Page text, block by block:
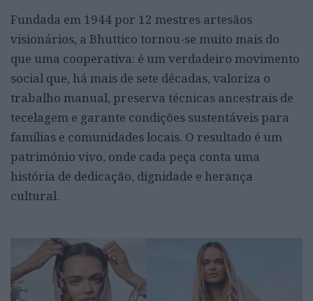
Fundada em 1944 por 12 mestres artesãos
visionários, a Bhuttico tornou-se muito mais do
que uma cooperativa: é um verdadeiro movimento
social que, há mais de sete décadas, valoriza o
trabalho manual, preserva técnicas ancestrais de
tecelagem e garante condições sustentáveis para
famílias e comunidades locais. O resultado é um
património vivo, onde cada peça conta uma
história de dedicação, dignidade e herança
cultural.